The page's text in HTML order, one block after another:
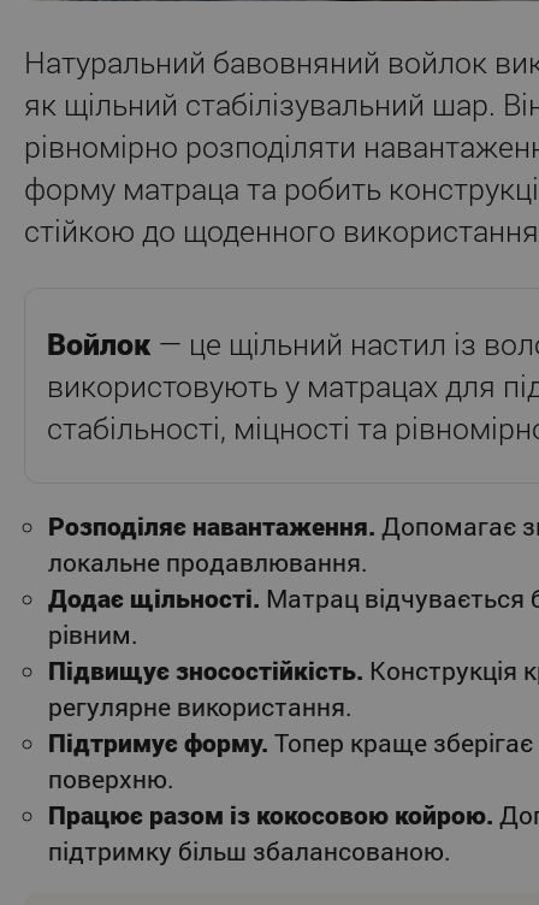
Натуральний бавовняний войлок
як щільний стабілізувальний шар.
рівномірно розподіляти
форму матраца та робить
стійкою до щоденного
Войлок — це щільний настил із
використовують у матрацах для
стабільності, міцності та
Розподіляє навантаження. Допомагає
локальне продавлювання.
Додає щільності. Матрац відчувається
рівним.
Підвищує зносостійкість. Конструкція
регулярне використання.
Підтримує форму. Топер краще
поверхню.
Працює разом із кокосовою койрою.
підтримку більш збалансованою.